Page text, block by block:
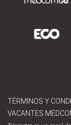
TÉRMINOS Y
VACANTES